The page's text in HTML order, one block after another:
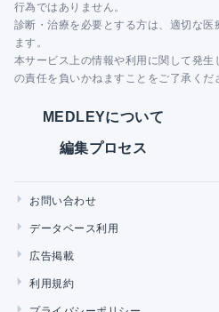
行為ではありません。
診断・治療を必要とする方は、適切な医
ます。
本サービス上の情報や利用に関して発
の責任を負いかねますことをご了承くだ
MEDLEYについて
編集プロセス
お問い合わせ
データベース利用
広告掲載
利用規約